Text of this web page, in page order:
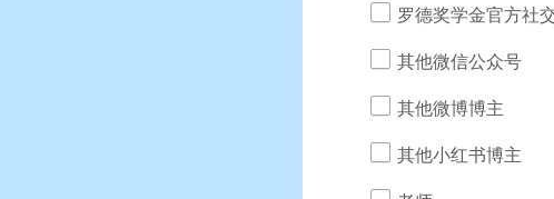
罗德奖学金官方社
其他微信公众号
其他微博博主
其他小红书博主